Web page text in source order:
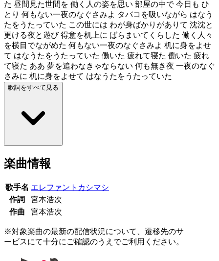
た 昼間見た世間を 働く人の姿を思い 部屋の中で 今日も ひ
とり 何もない一夜のなぐさみよ タバコを吸いながら はなう
たをうたっていた この世には わが身ばかりがありて 沈沈と
更ける夜と遊び 得意を机上に ばらまいてくらした 働く人々
を横目でながめた 何もない一夜のなぐさみよ 机に身をよせ
て はなうたをうたっていた 働いた 疲れて寝た 働いた 疲れ
て寝た ああ 夢を追わなきゃならない 何も無き夜 一夜のなぐ
さみに 机に身をよせて はなうたをうたっていた
歌詞をすべて見る
楽曲情報
歌手名 エレファントカシマシ
作詞
宮本浩次
作曲
宮本浩次
※対象楽曲の最新の配信状況について、遷移先のサ
ービスにて十分にご確認のうえでご利用ください。